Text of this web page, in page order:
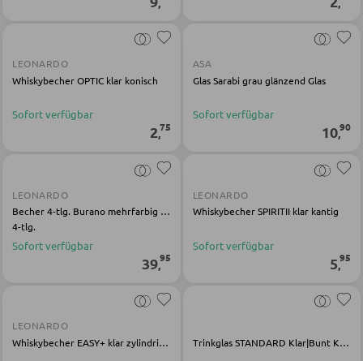
Barstühle und Hocker
Couch- und Beistelltische
Schminktische
LEONARDO
Whiskybecher OPTIC klar konisch
Sofort verfügbar
2,75
ASA
Glas Sarabi grau glänzend Glas
Sofort verfügbar
10,90
LEONARDO
Becher 4-tlg. Burano mehrfarbig Kalk-Natron-Glas
4-tlg.
Sofort verfügbar
39,95
LEONARDO
Whiskybecher SPIRITII klar kantig
Sofort verfügbar
5,95
LEONARDO
Whiskybecher EASY+ klar zylindrisch
Trinkglas STANDARD Klar|Bunt Kalk-Soda-Glas